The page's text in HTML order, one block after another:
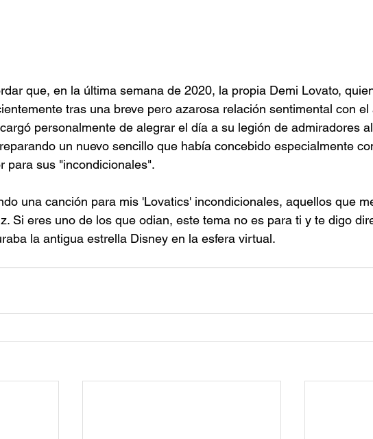
que, en la última semana de 2020, la propia Demi Lovato,
tras una breve pero azarosa relación sentimental con el
personalmente de alegrar el día a su legión de admiradores
un nuevo sencillo que había concebido especialmente
para sus "incondicionales".
una canción para mis 'Lovatics' incondicionales, aquellos que
Si eres uno de los que odian, este tema no es para ti y te digo
la antigua estrella Disney en la esfera virtual.